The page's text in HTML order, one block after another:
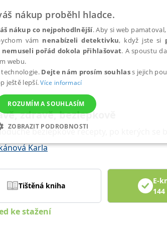
zdravě, bezlepkově
bezlepkové recepty, po kterých se
Karla
Tištěná kniha
E-
144
ke stažení
nákup proběhl hladce.
nákup co nejpohodlnější. Aby si web
vám nenabízeli detektivku, když jste si
nemuseli pořád dokola přihlašovat. A spoustu
webu.
Dejte nám prosím souhlass jejich
ještě lepší.Více informací
ROZUMÍM A SOUHLASÍM
ZOBRAZIT PODROBNOSTI
MARKETINGOVÉ FUNKČNÍ
Marketingové Nezařazené soubory
uživatele a správa účtu. Webové stránky nelze bez